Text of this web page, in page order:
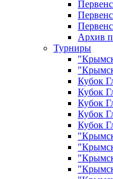
Архив
Турниры
Кубок
Кубок
Кубок
Кубок
Кубок